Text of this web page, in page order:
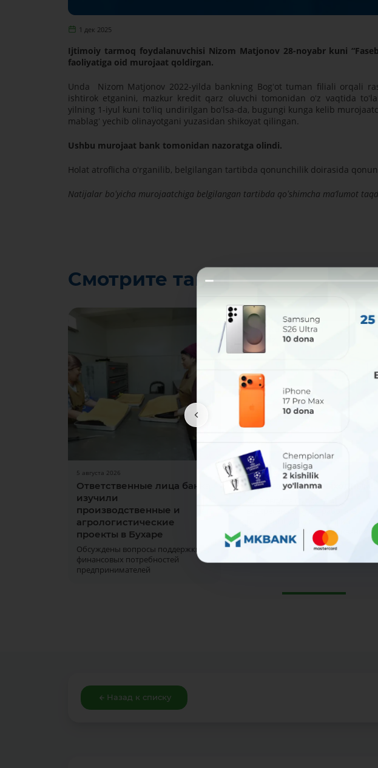
1 дек 2025
Ijtimoiy tarmoq foydalanuvchisi Nizom Matjonov 28-noyabr kuni
faoliyatiga oid murojaat qoldirgan.
Unda Nizom Matjonov 2022-yilda bankning Bogʻot tuman filiali orqali
ishtirok etganini, mazkur kredit qarz oluvchi tomonidan oʻz vaqtida
yilning 1-iyul kuni toʻliq undirilgan boʻlsa-da, bugungi kunga kelib
mablagʻ yechib olinayotgani yuzasidan shikoyat qilingan.
Ushbu murojaat bank tomonidan nazoratga olindi.
Holat atroflicha oʻrganilib, belgilangan tartibda qonunchilik doirasida
Natijalar boʻyicha murojaatchiga belgilangan tartibda qoʻshimcha maʼlumot
Смотрите также
5 августа 2026
Ответственные лица банка
изучили
производственные и
агрологистические
проекты в Бухаре
Обсуждены вопросы поддержки
финансовых потребностей
предпринимателей
31 июля 2026
Работаем и по выходным!
банков и центры обслуживания.
Назад к списку